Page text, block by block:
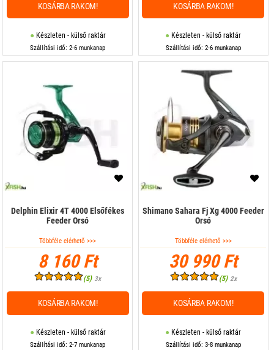
Készleten - külső raktár
Szállítási idő: 2-6 munkanap
KOSÁRBA RAKOM!
Készleten - külső raktár
Szállítási idő: 2-6 munkanap
KOSÁRBA RAKOM!
Delphin Elixir 4T 4000 Elsőfékes
Feeder Orsó
Többféle elérhető >>>
8 160 Ft
(5) 3x
Készleten - külső raktár
Szállítási idő: 2-7 munkanap
KOSÁRBA RAKOM!
Shimano Sahara Fj Xg 4000 Feeder
Orsó
Többféle elérhető >>>
30 990 Ft
(5) 2x
Készleten - külső raktár
Szállítási idő: 3-8 munkanap
KOSÁRBA RAKOM!